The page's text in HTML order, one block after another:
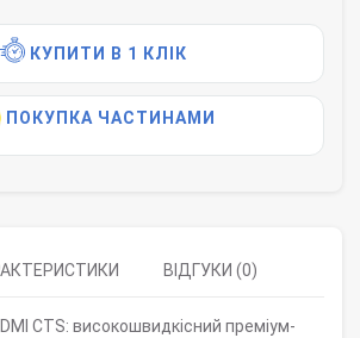
КУПИТИ В 1 КЛІК
ПОКУПКА ЧАСТИНАМИ
ВІДГУКИ (0)
CTS: високошвидкісний преміум-